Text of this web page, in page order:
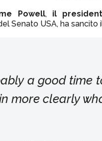
Powell, il
Senato USA, ha
a good
more clearly